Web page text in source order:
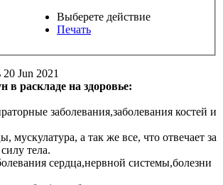
Выберете действие
Печать
Jun 2021
в раскладе на здоровье:
заболевания,заболевания костей и
мускулатура, а так же все, что отвечает за
тела.
сердца,нервной системы,болезни